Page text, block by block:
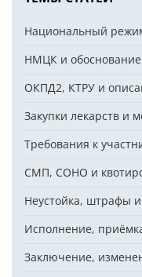
Национальный
НМЦК и
ОКПД2, КТРУ и
Закупки лекарств и
Требования к
СМП, СОНО и
Неустойка, штрафы и
Исполнение,
Заключение,